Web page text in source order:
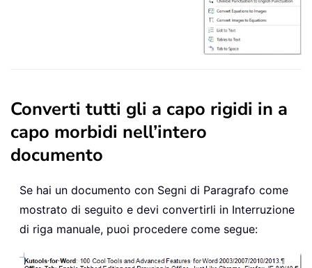
Converti tutti gli a capo rigidi in a
capo morbidi nell’intero
documento
Se hai un documento con Segni di Paragrafo come
mostrato di seguito e devi convertirli in Interruzione
di riga manuale, puoi procedere come segue: